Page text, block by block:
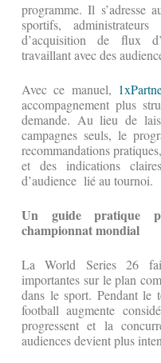
programme. Il s’adresse
sportifs,
d’acquisition de flux
travaillant avec des
Avec ce manuel,
accompagnement plus
demande. Au lieu de
campagnes seuls, le
recommandations
et des indications
d’audience lié au tournoi.
Un guide pratique
championnat mondial
La World Series 26
importantes sur le plan
dans le sport. Pendant le
football augmente
progressent et la
audiences devient plus